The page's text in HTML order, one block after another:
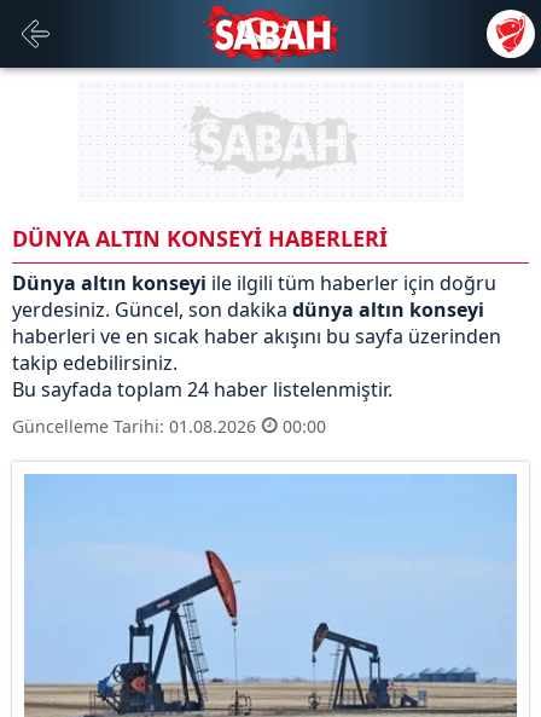
DÜNYA ALTIN KONSEYİ HABERLERİ
Dünya altın konseyi ile ilgili tüm haberler için doğru
yerdesiniz. Güncel, son dakika dünya altın konseyi
haberleri ve en sıcak haber akışını bu sayfa üzerinden
takip edebilirsiniz.
Bu sayfada toplam 24 haber listelenmiştir.
Güncelleme Tarihi: 01.08.2026 00:00